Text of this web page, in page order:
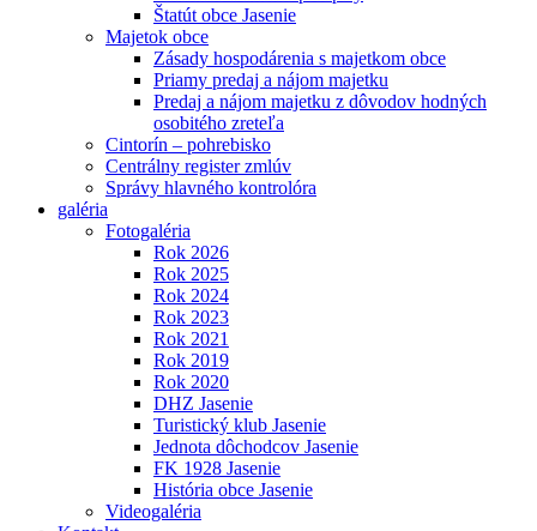
Štatút obce Jasenie
Majetok obce
Zásady hospodárenia s majetkom obce
Priamy predaj a nájom majetku
Predaj a nájom majetku z dôvodov hodných
osobitého zreteľa
Cintorín – pohrebisko
Centrálny register zmlúv
Správy hlavného kontrolóra
galéria
Fotogaléria
Rok 2026
Rok 2025
Rok 2024
Rok 2023
Rok 2021
Rok 2019
Rok 2020
DHZ Jasenie
Turistický klub Jasenie
Jednota dôchodcov Jasenie
FK 1928 Jasenie
História obce Jasenie
Videogaléria